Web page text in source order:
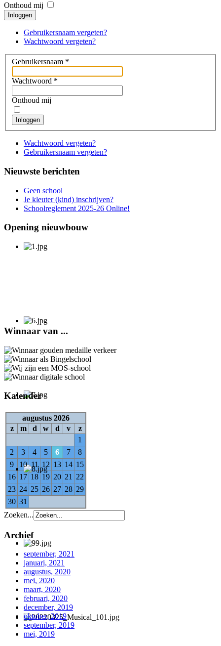
Onthoud mij
Inloggen
Gebruikersnaam vergeten?
Wachtwoord vergeten?
Gebruikersnaam *
Wachtwoord *
Onthoud mij
Inloggen
Wachtwoord vergeten?
Gebruikersnaam vergeten?
Nieuwste berichten
Geen school
Je kleuter (kind) inschrijven?
Schoolreglement 2025-26 Online!
Opening nieuwbouw
Winnaar van ...
Kalender
augustus 2026
z
m d w d v
z
1
2
3 4 5 6 7
8
9
10 11 12 13 14 15
16 17 18 19 20 21
22
23 24 25 26 27 28 29
30 31
Zoeken...
Archief
september, 2021
januari, 2021
augustus, 2020
mei, 2020
maart, 2020
februari, 2020
december, 2019
oktober, 2019
september, 2019
mei, 2019